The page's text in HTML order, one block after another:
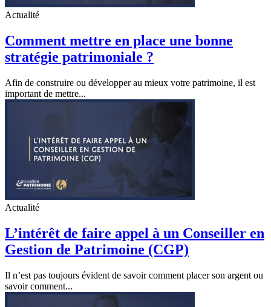
Actualité
Comment mettre en place une bonne
stratégie patrimoniale ?
Afin de construire ou développer au mieux votre patrimoine, il est
important de mettre...
Actualité
L’intérêt de faire appel à un Conseiller en
Gestion de Patrimoine (CGP)
Il n’est pas toujours évident de savoir comment placer son argent ou
savoir comment...